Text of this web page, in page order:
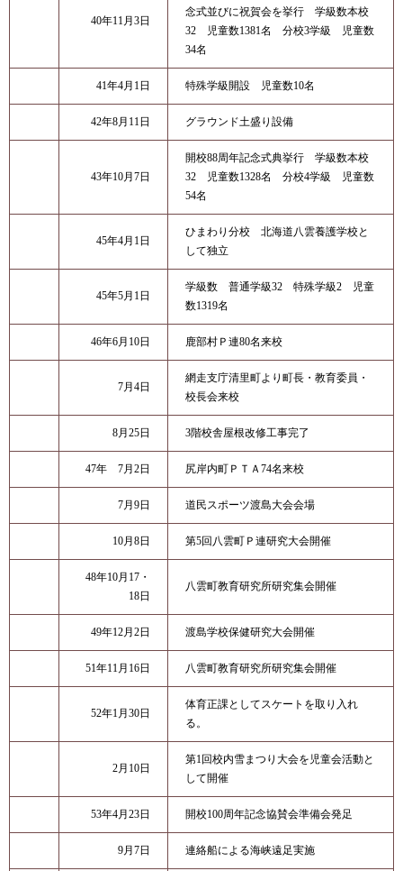
40年11月3日
念式並びに祝賀会を挙行 学級数本校
32 児童数1381名 分校3学級 児童数
34名
41年4月1日 特殊学級開設 児童数10名
42年8月11日 グラウンド土盛り設備
43年10月7日
開校88周年記念式典挙行 学級数本校
32 児童数1328名 分校4学級 児童数
54名
45年4月1日
ひまわり分校 北海道八雲養護学校と
して独立
45年5月1日
学級数 普通学級32 特殊学級2 児童
数1319名
46年6月10日 鹿部村Ｐ連80名来校
7月4日
網走支庁清里町より町長・教育委員・
校長会来校
8月25日 3階校舎屋根改修工事完了
47年 7月2日 尻岸内町ＰＴＡ74名来校
7月9日 道民スポーツ渡島大会会場
10月8日 第5回八雲町Ｐ連研究大会開催
48年10月17・
18日
八雲町教育研究所研究集会開催
49年12月2日 渡島学校保健研究大会開催
51年11月16日 八雲町教育研究所研究集会開催
52年1月30日
体育正課としてスケートを取り入れ
る。
2月10日
第1回校内雪まつり大会を児童会活動と
して開催
53年4月23日 開校100周年記念協賛会準備会発足
9月7日 連絡船による海峡遠足実施